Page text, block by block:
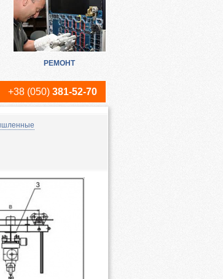
РЕМОНТ
+38 (050) 381-52-70